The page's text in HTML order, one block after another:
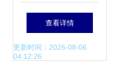
质铸就工业脊梁
查看详情
更新时间：2026-08-06
04:12:26